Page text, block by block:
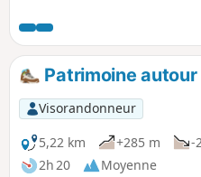
par le Circuit Béatrice de
Patrimoine
Visorandonneur
5,22 km
+285 m
-
2h 20
Moyenne